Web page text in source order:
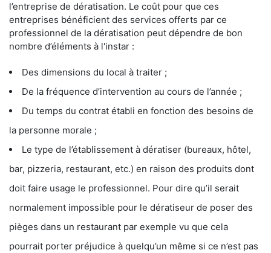
l’entreprise de dératisation. Le coût pour que ces
entreprises bénéficient des services offerts par ce
professionnel de la dératisation peut dépendre de bon
nombre d’éléments à l'instar :
Des dimensions du local à traiter ;
De la fréquence d’intervention au cours de l’année ;
Du temps du contrat établi en fonction des besoins de
la personne morale ;
Le type de l’établissement à dératiser (bureaux, hôtel,
bar, pizzeria, restaurant, etc.) en raison des produits dont
doit faire usage le professionnel. Pour dire qu’il serait
normalement impossible pour le dératiseur de poser des
pièges dans un restaurant par exemple vu que cela
pourrait porter préjudice à quelqu’un même si ce n’est pas